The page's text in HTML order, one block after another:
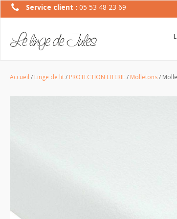
Service client : 05 53 48 23 69
Accueil / Linge de lit/ PROTECTION LITERIE/ Molletons/